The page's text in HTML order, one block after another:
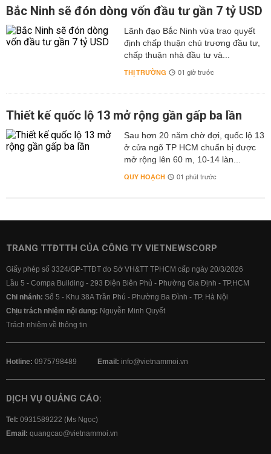
Bắc Ninh sẽ đón dòng vốn đầu tư gần 7 tỷ USD
Lãnh đạo Bắc Ninh vừa trao quyết
định chấp thuận chủ trương đầu tư,
chấp thuận nhà đầu tư và...
THỊ TRƯỜNG 01 giờ trước
Thiết kế quốc lộ 13 mở rộng gần gấp ba lần
Sau hơn 20 năm chờ đợi, quốc lộ 13
ở cửa ngõ TP HCM chuẩn bị được
mở rộng lên 60 m, 10-14 làn...
QUY HOẠCH 01 phút trước
TRANG TTĐTTH CỦA CÔNG TY VIETNEWSCORP
Giấy phép số 3324/GP-TTĐT do Sở VH&TT TPHCM cấp ngày 20/3/2026
Lầu 5 - Compa Building - 293 Điện Biên Phủ - Phường Gia Định - TP.HCM
Chi nhánh: Số 5 - Khu 38A Trần Phú - Phường Ba Đình - TP. Hà Nội
Chịu trách nhiệm nội dung: Nguyễn Minh Quyết
Trách nhiệm về thông tin
Hotline: 0975798489 Email: info@vietnammoi.vn
DỊCH VỤ QUẢNG CÁO:
Tel: 0931589222 (Ms Ngọc)
Email: quangcao@vietnammoi.vn